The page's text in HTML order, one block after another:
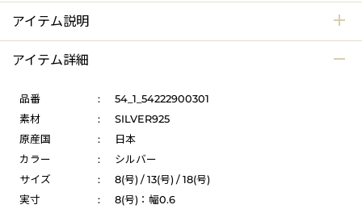
アイテム説明
アイテム詳細
品番 :
54_1_54222900301
素材
:
SILVER925
原産国
:
日本
カラー
:
シルバー
サイズ
:
8(号) / 13(号) / 18(号)
実寸
:
8(号)：幅0.6